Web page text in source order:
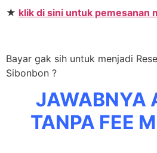
★ klik di sini untuk pemesanan
Bayar gak sih untuk menjadi
Sibonbon ?
JAWABNYA
TANPA FEE